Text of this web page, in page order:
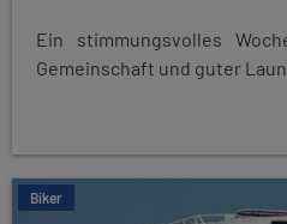
Ein stimmungsvolles
Gemeinschaft und guter
Biker